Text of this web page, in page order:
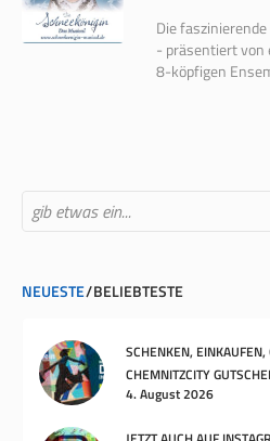
Die
- präsentiert von
8-köpfigen
NEUESTE BELIEBTESTE
SCHENKEN,
CHEMNITZCITY
4. August 2026